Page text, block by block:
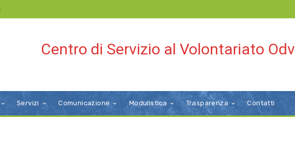
Centro di Servizio al Volontariato Odv
Servizi Comunicazione Modulistica Trasparenza Contatti